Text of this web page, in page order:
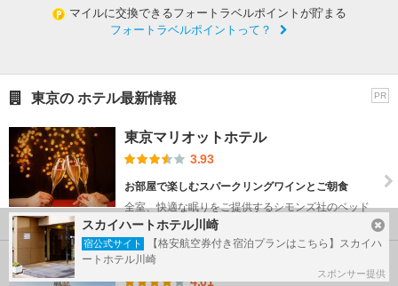
マイルに交換できるフォートラベルポイントが貯まる
フォートラベルポイントって？
PR
東京の ホテル最新情報
東京マリオットホテル
3.93
お部屋で楽しむスパークリングワインとご朝食
全室、快適な眠りをご提供するシモンズ社のベッド
を完備したお部...
ホテル イースト21東京
4.01
スカイハートホテル川崎
宿公式サイト
【格安航空券付き宿泊プランはこちら】スカイハ
ートホテル川崎
スポンサー提供